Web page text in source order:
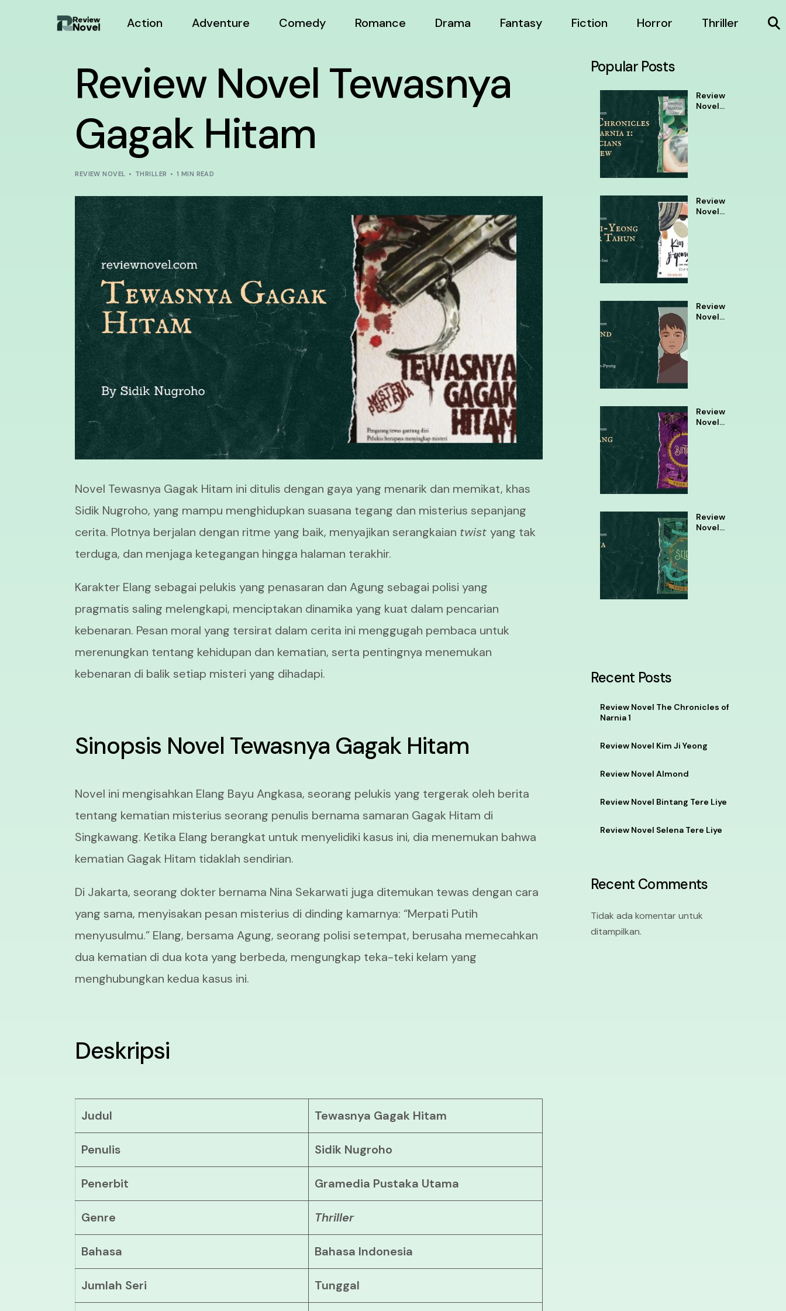
Action Adventure Comedy Romance Drama Fantasy Fiction Horror Thriller
Review Novel Tewasnya
Gagak Hitam
REVIEW NOVEL THRILLER 1 MIN READ
Novel Tewasnya Gagak Hitam ini ditulis dengan gaya yang menarik dan memikat, khas
Sidik Nugroho, yang mampu menghidupkan suasana tegang dan misterius sepanjang
cerita. Plotnya berjalan dengan ritme yang baik, menyajikan serangkaian twistyang tak
terduga, dan menjaga ketegangan hingga halaman terakhir.
Karakter Elang sebagai pelukis yang penasaran dan Agung sebagai polisi yang
pragmatis saling melengkapi, menciptakan dinamika yang kuat dalam pencarian
kebenaran. Pesan moral yang tersirat dalam cerita ini menggugah pembaca untuk
merenungkan tentang kehidupan dan kematian, serta pentingnya menemukan
kebenaran di balik setiap misteri yang dihadapi.
Sinopsis Novel Tewasnya Gagak Hitam
Novel ini mengisahkan Elang Bayu Angkasa, seorang pelukis yang tergerak oleh berita
tentang kematian misterius seorang penulis bernama samaran Gagak Hitam di
Singkawang. Ketika Elang berangkat untuk menyelidiki kasus ini, dia menemukan bahwa
kematian Gagak Hitam tidaklah sendirian.
Di Jakarta, seorang dokter bernama Nina Sekarwati juga ditemukan tewas dengan cara
yang sama, menyisakan pesan misterius di dinding kamarnya: “Merpati Putih
menyusulmu.” Elang, bersama Agung, seorang polisi setempat, berusaha memecahkan
dua kematian di dua kota yang berbeda, mengungkap teka-teki kelam yang
menghubungkan kedua kasus ini.
Deskripsi
Judul Tewasnya Gagak Hitam
Penulis Sidik Nugroho
Penerbit Gramedia Pustaka Utama
Genre Thriller
Bahasa Bahasa Indonesia
Jumlah Seri Tunggal
Popular Posts
Review
Novel
Review
Novel
Review
Novel
Review
Novel
Review
Novel
Recent Posts
Review Novel The Chronicles of
Narnia 1
Review Novel Kim Ji Yeong
Review Novel Almond
Review Novel Bintang Tere Liye
Review Novel Selena Tere Liye
Recent Comments
Tidak ada komentar untuk
ditampilkan.